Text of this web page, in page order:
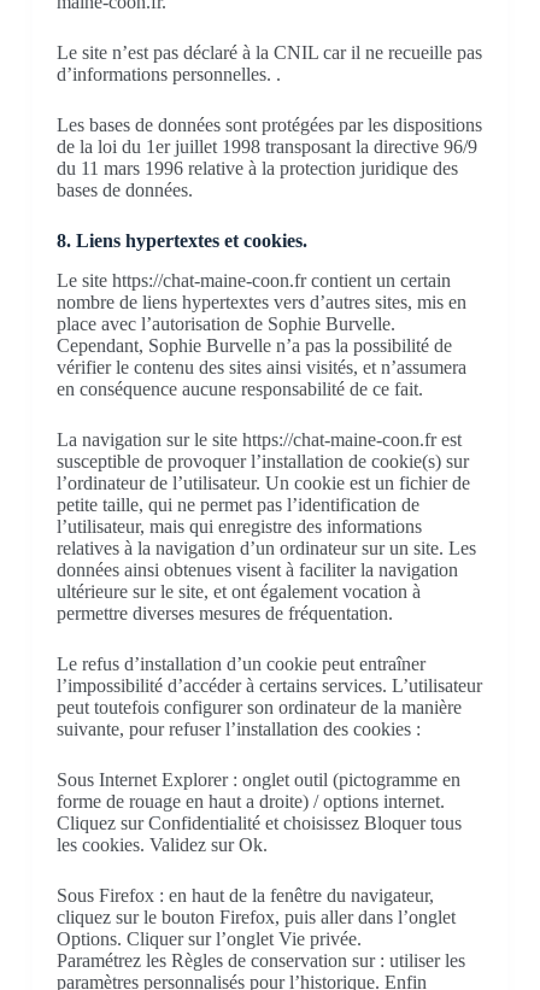
Le site n’est pas déclaré à la CNIL car il ne recueille pas
d’informations personnelles. .
Les bases de données sont protégées par les dispositions
de la loi du 1er juillet 1998 transposant la directive 96/9
du 11 mars 1996 relative à la protection juridique des
bases de données.
8. Liens hypertextes et cookies.
Le site https://chat-maine-coon.fr contient un certain
nombre de liens hypertextes vers d’autres sites, mis en
place avec l’autorisation de Sophie Burvelle.
Cependant, Sophie Burvelle n’a pas la possibilité de
vérifier le contenu des sites ainsi visités, et n’assumera
en conséquence aucune responsabilité de ce fait.
La navigation sur le site https://chat-maine-coon.fr est
susceptible de provoquer l’installation de cookie(s) sur
l’ordinateur de l’utilisateur. Un cookie est un fichier de
petite taille, qui ne permet pas l’identification de
l’utilisateur, mais qui enregistre des informations
relatives à la navigation d’un ordinateur sur un site. Les
données ainsi obtenues visent à faciliter la navigation
ultérieure sur le site, et ont également vocation à
permettre diverses mesures de fréquentation.
Le refus d’installation d’un cookie peut entraîner
l’impossibilité d’accéder à certains services. L’utilisateur
peut toutefois configurer son ordinateur de la manière
suivante, pour refuser l’installation des cookies :
Sous Internet Explorer : onglet outil (pictogramme en
forme de rouage en haut a droite) / options internet.
Cliquez sur Confidentialité et choisissez Bloquer tous
les cookies. Validez sur Ok.
Sous Firefox : en haut de la fenêtre du navigateur,
cliquez sur le bouton Firefox, puis aller dans l’onglet
Options. Cliquer sur l’onglet Vie privée.
Paramétrez les Règles de conservation sur : utiliser les
paramètres personnalisés pour l’historique. Enfin